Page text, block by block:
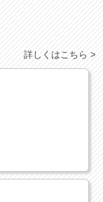
詳しくはこちら >